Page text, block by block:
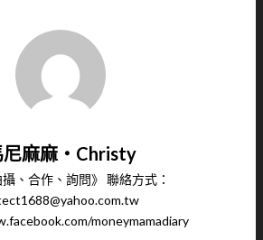
尼麻麻‧Christy
攝、合作、詢問》 聯絡方式：
moneymamadiary